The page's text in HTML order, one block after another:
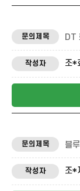
DT
조*
블
조*